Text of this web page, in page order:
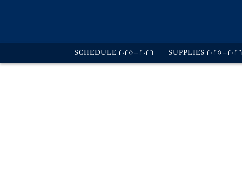
SUPPLIES 2025-2026
SCHEDULE 2025-2026